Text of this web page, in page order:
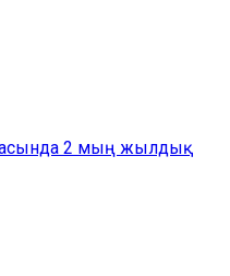
2 мың жылдық